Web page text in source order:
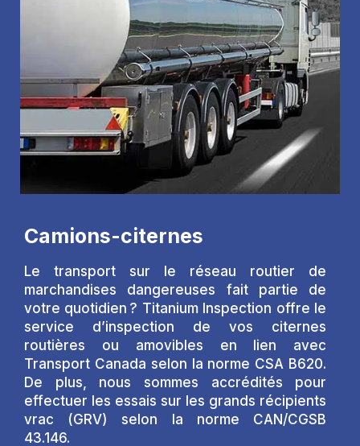
Camions-citernes
Le transport sur le réseau routier de
marchandises dangereuses fait partie de
votre quotidien ? Titanium Inspection offre le
service d’inspection de vos citernes
routières ou amovibles en lien avec
Transport Canada selon la norme CSA B620.
De plus, nous sommes accrédités pour
effectuer les essais sur les grands récipients
vrac (GRV) selon la norme CAN/CGSB
43.146.